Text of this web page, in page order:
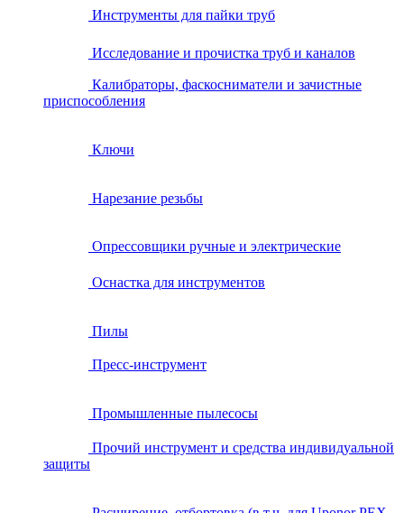
Инструменты для пайки труб
Исследование и прочистка труб и каналов
Калибраторы, фаскосниматели и зачистные
приспособления
Ключи
Нарезание резьбы
Опрессовщики ручные и электрические
Оснастка для инструментов
Пилы
Пресс-инструмент
Промышленные пылесосы
Прочий инструмент и средства индивидуальной
защиты